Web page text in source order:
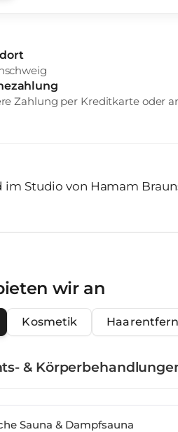
Zahlung per Kreditkarte oder
im Studio von Hamam
wir an
Kosmetik
&
Sauna & Dampfsauna